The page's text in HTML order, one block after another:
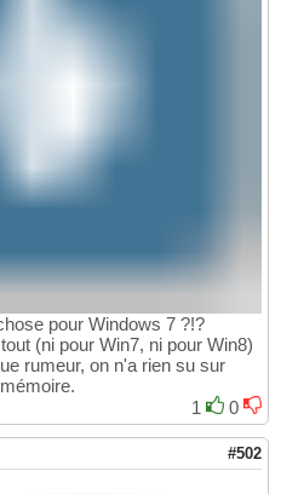
pour Windows 7 ?!?
(ni pour Win7, ni pour Win8)
rumeur, on n'a rien su sur
1
0
#502